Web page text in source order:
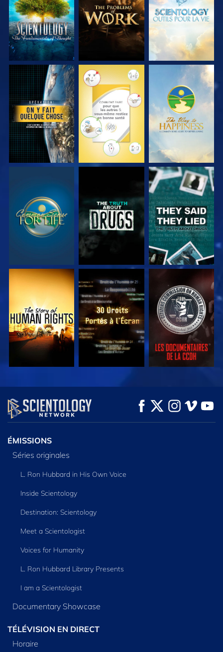
SÉRIES
SÉRIES
SÉRIES
REGARDER REGARDER REGARDER
REGARDER REGARDER REGARDER
REGARDER REGARDER REGARDER
REGARDER REGARDER
DÉCOUVRIR LES
SÉRIES
ÉMISSIONS
Séries originales
L. Ron Hubbard in His Own Voice
Inside Scientology
Destination: Scientology
Meet a Scientologist
Voices for Humanity
L. Ron Hubbard Library Presents
I am a Scientologist
Documentary Showcase
TÉLÉVISION EN DIRECT
Horaire